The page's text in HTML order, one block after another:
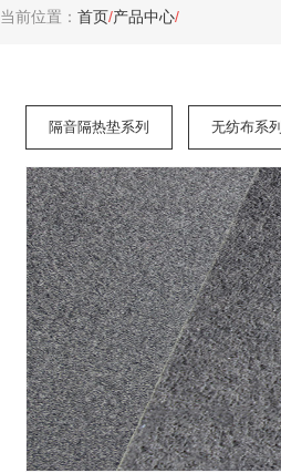
当前位置： 首页/产品中心/
隔音隔热垫系列 无纺布系列